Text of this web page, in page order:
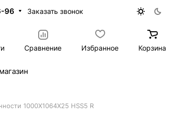
96 Заказать звонок
Сравнение Избранное Корзина
1000X1064X25 HSS5 R